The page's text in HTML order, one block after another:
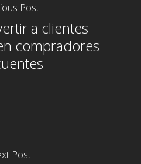
Post
a clientes
compradores
Post